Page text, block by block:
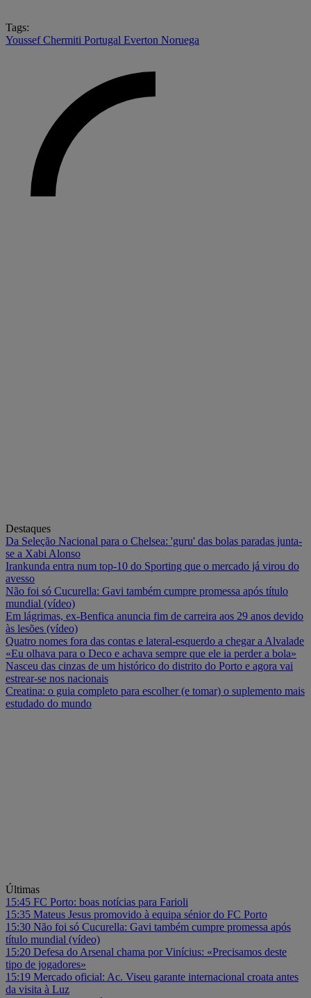
Tags:
Youssef Chermiti Portugal Everton Noruega
Destaques
Da Seleção Nacional para o Chelsea: 'guru' das bolas paradas junta-
se a Xabi Alonso
Irankunda entra num top-10 do Sporting que o mercado já virou do
avesso
Não foi só Cucurella: Gavi também cumpre promessa após título
mundial (vídeo)
Em lágrimas, ex-Benfica anuncia fim de carreira aos 29 anos devido
às lesões (vídeo)
Quatro nomes fora das contas e lateral-esquerdo a chegar a Alvalade
«Eu olhava para o Deco e achava sempre que ele ia perder a bola»
Nasceu das cinzas de um histórico do distrito do Porto e agora vai
estrear-se nos nacionais
Creatina: o guia completo para escolher (e tomar) o suplemento mais
estudado do mundo
Últimas
15:45 FC Porto: boas notícias para Farioli
15:35 Mateus Jesus promovido à equipa sénior do FC Porto
15:30 Não foi só Cucurella: Gavi também cumpre promessa após
título mundial (vídeo)
15:20 Defesa do Arsenal chama por Vinícius: «Precisamos deste
tipo de jogadores»
15:19 Mercado oficial: Ac. Viseu garante internacional croata antes
da visita à Luz